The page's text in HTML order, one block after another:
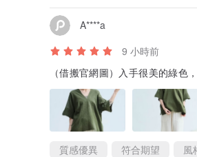
Business Hours | 每週五六日
Location | 台北市大同區南京西
MRT | 捷運北門站3號出口（大稻
A****a
9 小時前
（借搬官網圖）入手很美的綠色
質感優異 符合期望 風